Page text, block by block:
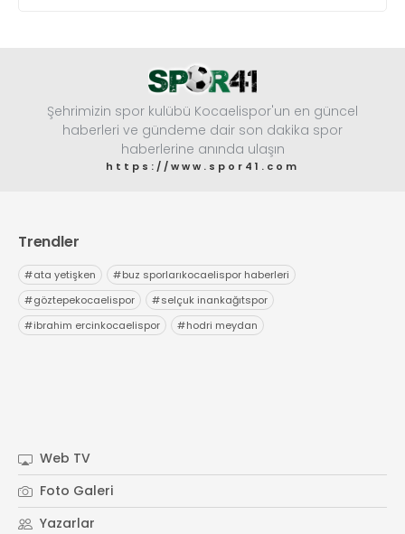
Şehrimizin spor kulübü Kocaelispor'un en güncel
haberleri ve gündeme dair son dakika spor
haberlerine anında ulaşın
https://www.spor41.com
Trendler
#ata yetişken #buz sporlarıkocaelispor haberleri
#göztepekocaelispor #selçuk inankağıtspor
#ibrahim ercinkocaelispor #hodri meydan
Web TV
Foto Galeri
Yazarlar